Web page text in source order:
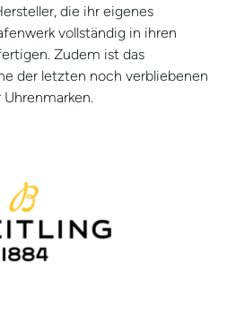
die ihr eigenes
vollständig in ihren
Zudem ist das
der letzten noch verbliebenen